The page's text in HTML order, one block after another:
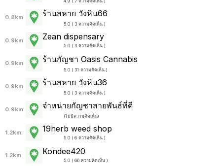
0.8km ร้านสหาย วังหิน66
5.0 ( 3 ความคิดเห็น )
0.9km Zean dispensary
5.0 ( 3 ความคิดเห็น )
0.9km ร้านกัญชา Oasis Cannabis
5.0 ( 31 ความคิดเห็น )
0.9km ร้านสหาย วังหิน36
5.0 ( 3 ความคิดเห็น )
0.9km จำหน่ายกัญชาสายพันธ์ที่ดี
(ไม่มีความคิดเห็น)
1.2km 19herb weed shop
5.0 ( 6 ความคิดเห็น )
1.2km Kondee420
5.0 ( 66 ความคิดเห็น )